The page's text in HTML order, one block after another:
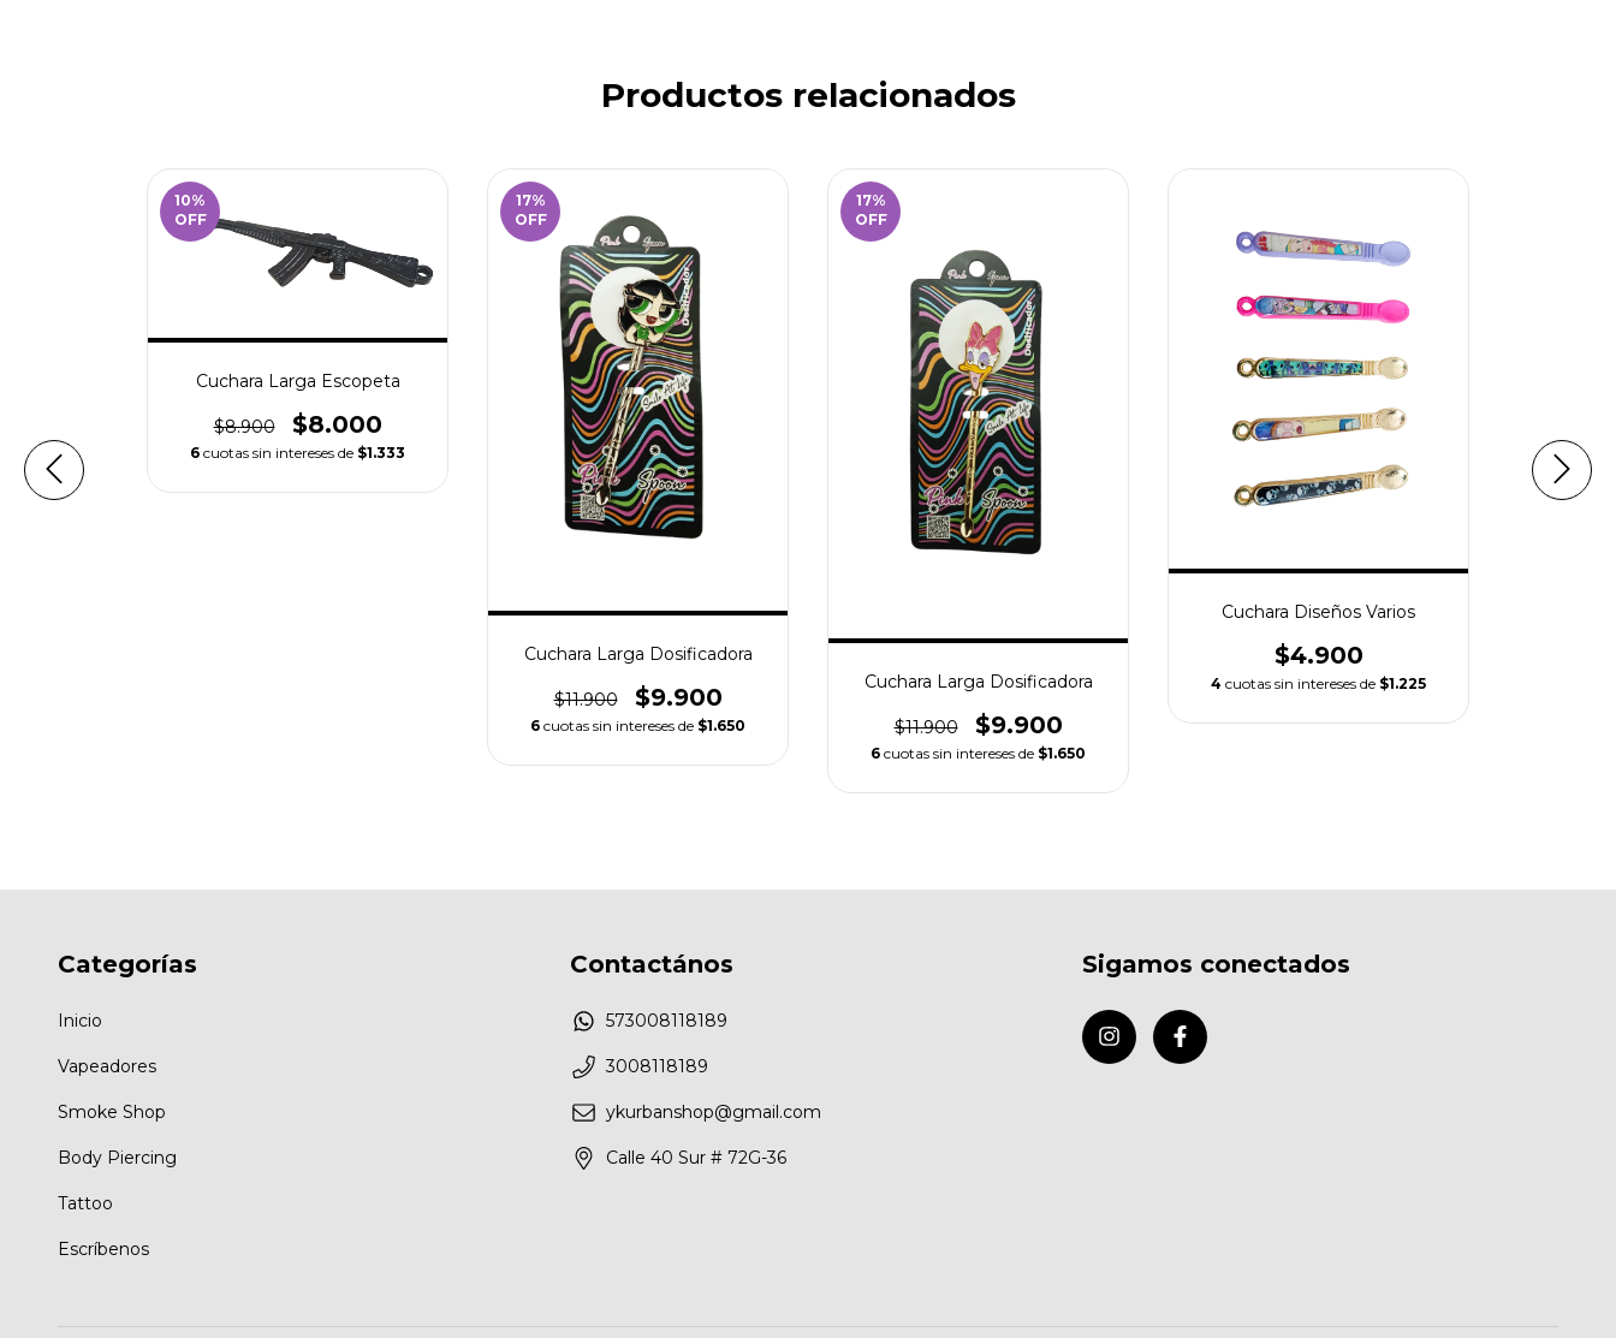
Productos relacionados
10%
OFF
Cuchara Larga Escopeta
$8.900 $8.000
6 cuotas sin intereses de $1.333
17%
OFF
Cuchara Larga Dosificadora
$11.900 $9.900
6 cuotas sin intereses de $1.650
17%
OFF
Cuchara Larga Dosificadora
$11.900 $9.900
6 cuotas sin intereses de $1.650
Cuchara Diseños Varios
$4.900
4 cuotas sin intereses de $1.225
Categorías
Inicio
Vapeadores
Smoke Shop
Body Piercing
Tattoo
Escríbenos
Contactános
573008118189
3008118189
ykurbanshop@gmail.com
Calle 40 Sur # 72G-36
Sigamos conectados